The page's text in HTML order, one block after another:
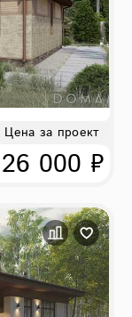
Цена за проект
26 000 ₽